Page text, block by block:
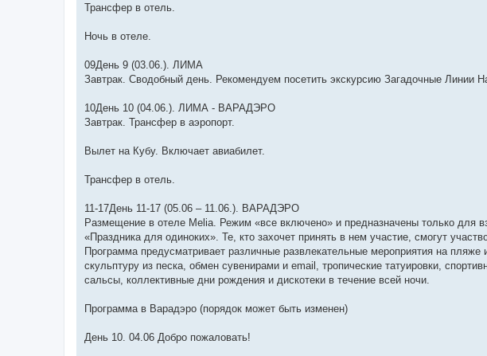
Трансфер в отель.
Ночь в отеле.
09День 9 (03.06.). ЛИМА
Завтрак. Сводобный день. Рекомендуем посетить экскурсию Загадочные Линии
10День 10 (04.06.). ЛИМА - ВАРАДЭРО
Завтрак. Трансфер в аэропорт.
Вылет на Кубу. Включает авиабилет.
Трансфер в отель.
11-17День 11-17 (05.06 – 11.06.). ВАРАДЭРО
Размещение в отеле Melia. Режим «все включено» и предназначены только для
«Праздника для одиноких». Те, кто захочет принять в нем участие, смогут
Программа предусматривает различные развлекательные мероприятия на
скульптуру из песка, обмен сувенирами и email, тропические татуировки,
сальсы, коллективные дни рождения и дискотеки в течение всей ночи.
Программа в Варадэро (порядок может быть изменен)
День 10. 04.06 Добро пожаловать!